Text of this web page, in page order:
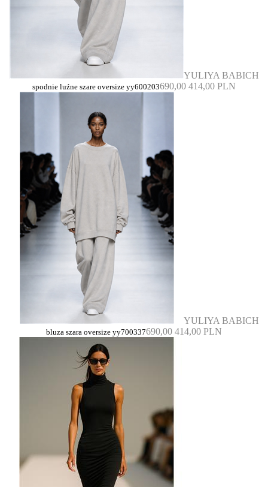
YULIYA BABICH
spodnie luźne szare oversize yy600203690,00 414,00 PLN
YULIYA BABICH
bluza szara oversize yy700337690,00 414,00 PLN